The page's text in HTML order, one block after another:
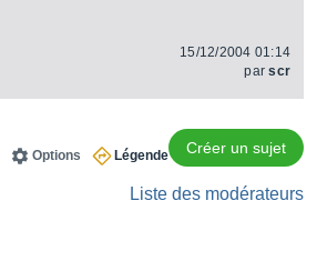
15/12/2004 01:14
parscr
Créer un sujet
Légende
Options
Liste des modérateurs